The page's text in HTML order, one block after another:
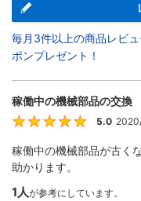
毎月3件以上の商品レビ
ポンプレゼント！
稼働中の機械部品の交換
5.0
稼働中の機械部品が古く
助かります。
1人が参考にしています。